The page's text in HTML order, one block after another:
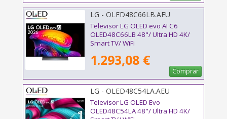
LG - OLED48C66LB.AEU
Televisor LG OLED evo AI C6
OLED48C66LB 48"/ Ultra HD 4K/
Smart TV/ WiFi
1.293,08 €
Comprar
LG - OLED48C54LA.AEU
Televisor LG OLED Evo
OLED48C54LA 48"/ Ultra HD 4K/